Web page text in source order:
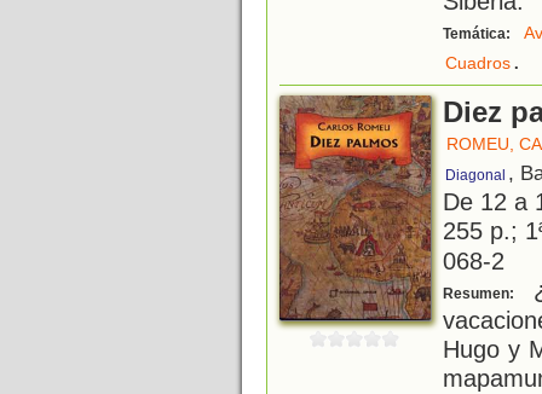
Temática:
Cuadros.
Diez
ROMEU,
Diagonal ,
De 12 a
255 p.;
068-2
Resumen:
Hugo y